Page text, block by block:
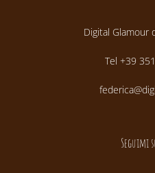
Digital Glamour
Tel +39
Seguimi